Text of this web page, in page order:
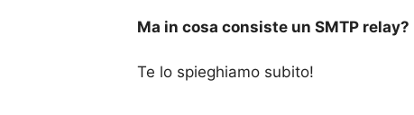
Ma in cosa consiste un SMTP relay?
Te lo spieghiamo subito!